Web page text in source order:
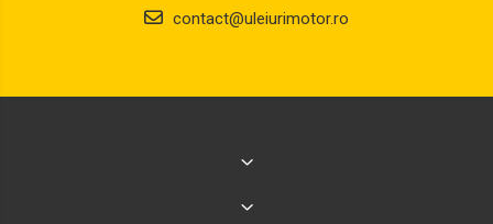
contact@uleiurimotor.ro